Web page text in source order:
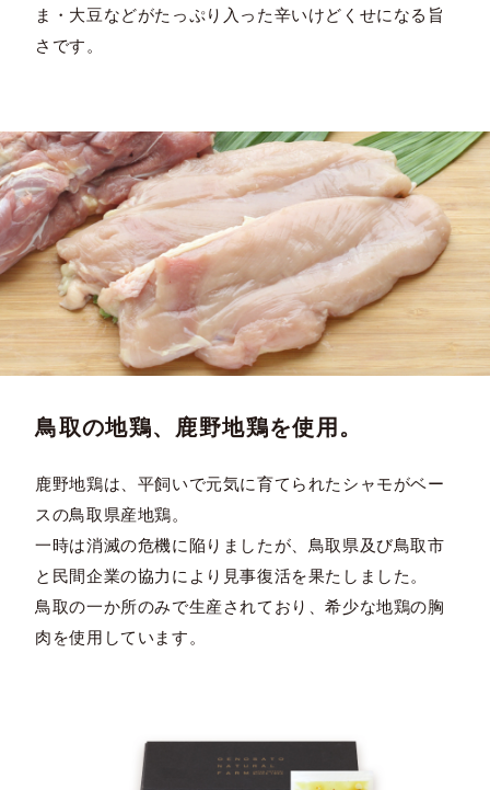
ま・大豆などがたっぷり入った辛いけどくせになる旨
さです。
鳥取の地鶏、鹿野地鶏を使用。
鹿野地鶏は、平飼いで元気に育てられたシャモがベー
スの鳥取県産地鶏。
一時は消滅の危機に陥りましたが、鳥取県及び鳥取市
と民間企業の協力により見事復活を果たしました。
鳥取の一か所のみで生産されており、希少な地鶏の胸
肉を使用しています。